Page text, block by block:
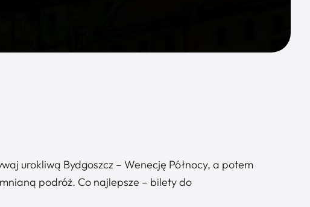
urokliwą Bydgoszcz – Wenecję Północy, a potem
podróż. Co najlepsze – bilety do